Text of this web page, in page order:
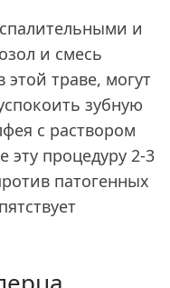
и
и смесь
траве, могут
зубную
с раствором
процедуру 2-3
патогенных